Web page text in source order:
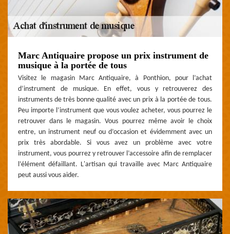
Marc Antiquaire propose un prix instrument de
musique à la portée de tous
Visitez le magasin Marc Antiquaire, à Ponthion, pour l’achat
d’instrument de musique. En effet, vous y retrouverez des
instruments de très bonne qualité avec un prix à la portée de tous.
Peu importe l’instrument que vous voulez acheter, vous pourrez le
retrouver dans le magasin. Vous pourrez même avoir le choix
entre, un instrument neuf ou d’occasion et évidemment avec un
prix très abordable. Si vous avez un problème avec votre
instrument, vous pourrez y retrouver l’accessoire afin de remplacer
l’élément défaillant. L'artisan qui travaille avec Marc Antiquaire
peut aussi vous aider.